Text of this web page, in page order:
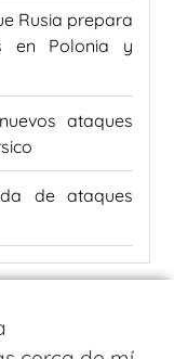
Rusia prepara
en Polonia y
ataques
de ataques